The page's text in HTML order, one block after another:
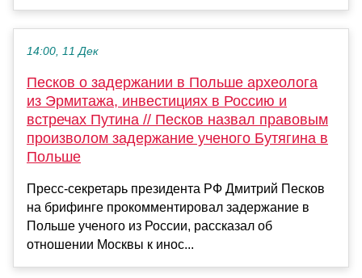
14:00, 11 Дек
Песков о задержании в Польше археолога
из Эрмитажа, инвестициях в Россию и
встречах Путина // Песков назвал правовым
произволом задержание ученого Бутягина в
Польше
Пресс-секретарь президента РФ Дмитрий Песков
на брифинге прокомментировал задержание в
Польше ученого из России, рассказал об
отношении Москвы к инос...